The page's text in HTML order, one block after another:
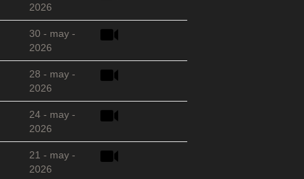
2026
30 - may -
2026
28 - may -
2026
24 - may -
2026
21 - may -
2026